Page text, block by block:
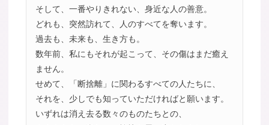
そして、一番やりきれない、身近な人の善意。
どれも、突然訪れて、人のすべてを奪います。
過去も、未来も、生き方も。
数年前、私にもそれが起こって、その傷はまだ癒え
ません。
せめて、「断捨離」に関わるすべての人たちに、
それを、少しでも知っていただければと願います。
いずれは消え去る数々のものたちとの、